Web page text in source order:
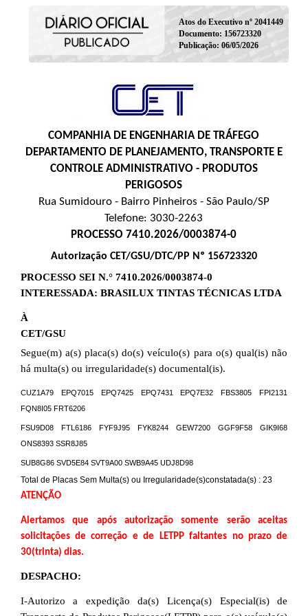
Atos do Executivo nº 2041449
Documento: 156723320
Publicação: 06/05/2026
COMPANHIA DE ENGENHARIA DE TRÁFEGO
DEPARTAMENTO DE PLANEJAMENTO, TRANSPORTE E
CONTROLE ADMINISTRATIVO - PRODUTOS
PERIGOSOS
Rua Sumidouro - Bairro Pinheiros - São Paulo/SP
Telefone: 3030-2263
PROCESSO 7410.2026/0003874-0
Autorização CET/GSU/DTC/PP Nº 156723320
PROCESSO SEI N.° 7410.2026/0003874-0
INTERESSADA: BRASILUX TINTAS TÉCNICAS LTDA
À
CET/GSU
Segue(m) a(s) placa(s) do(s) veículo(s) para o(s) qual(is) não
há multa(s) ou irregularidade(s) documental(is).
CUZ1A79 EPQ7015 EPQ7425 EPQ7431 EPQ7E32 FBS3805
FPI2131
FQN8I05 FRT6206
FSU9D08 FTL6186 FYF9J95 FYK8244 GEW7200 GGF9F58
GIK9I68
ONS8393 SSR8J85
SUB8G86 SVD5E84 SVT9A00 SWB9A45 UDJ8D98
Total de Placas Sem Multa(s) ou Irregularidade(s)constatada(s) : 23
ATENÇÃO
Alertamos que após autorização somente serão aceitas
solicitações de correção e de LETPP faltantes no prazo de
30(trinta) dias.
DESPACHO:
I-Autorizo a expedição da(s) Licença(s) Especial(is) de